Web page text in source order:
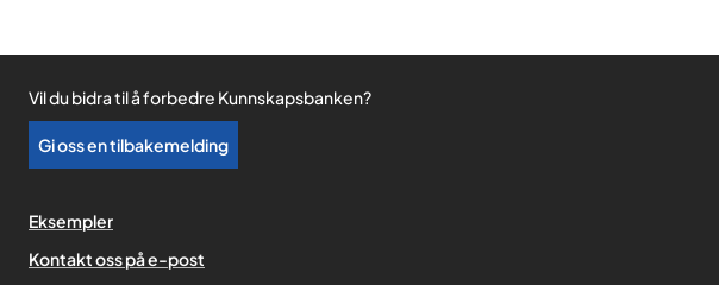
Vil du bidra til å forbedre Kunnskapsbanken?
Gi oss en tilbakemelding
Eksempler
Kontakt oss på e-post